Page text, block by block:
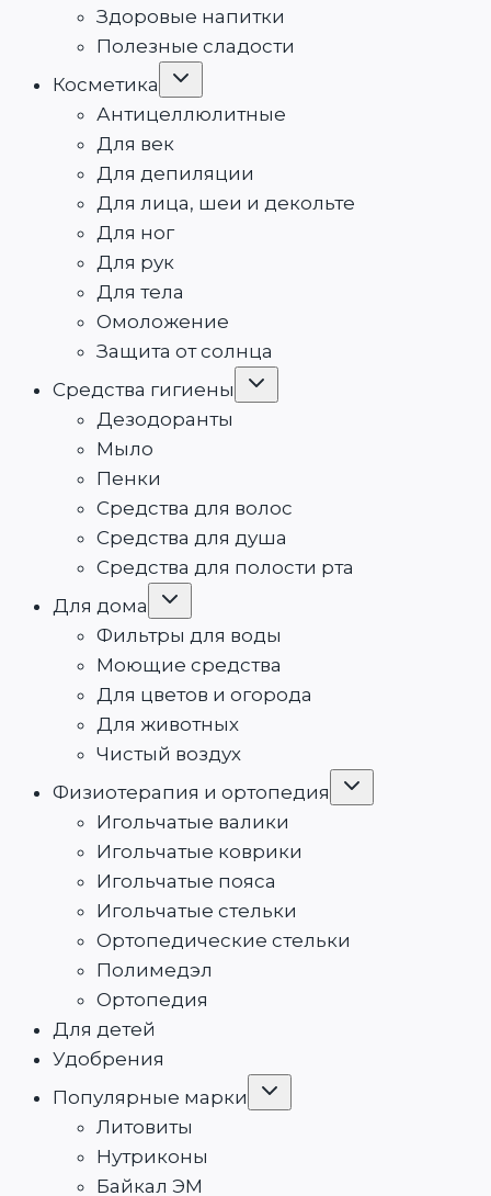
Здоровые напитки
Полезные сладости
Косметика
Переключить
Антицеллюлитные
Для век
Для депиляции
Для лица, шеи и декольте
Для ног
Для рук
Для тела
Омоложение
Защита от солнца
Средства гигиены
Переключить
Дезодоранты
Мыло
Пенки
Средства для волос
Средства для душа
Средства для полости рта
Для дома
Переключить
Фильтры для воды
Моющие средства
Для цветов и огорода
Для животных
Чистый воздух
Физиотерапия и ортопедия
Переключить
Игольчатые валики
Игольчатые коврики
Игольчатые пояса
Игольчатые стельки
Ортопедические стельки
Полимедэл
Ортопедия
Для детей
Удобрения
Популярные марки
Переключить
Литовиты
Нутриконы
Байкал ЭМ